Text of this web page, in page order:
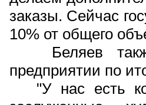
заказы. Сейчас
10% от общего
Беляев также
предприятии по
"У нас есть